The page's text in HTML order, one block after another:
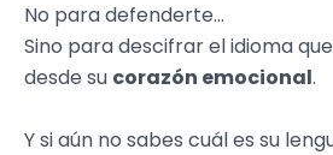
No para defenderte…
Sino para descifrar el idioma
desde su corazón emocional.
Y si aún no sabes cuál es su